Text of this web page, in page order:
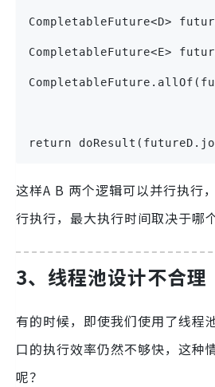
CompletableFuture<D>
CompletableFuture<E>
return
这样A B 两个逻辑可以并行执行
行执行，最大执行时间取决于哪
3、线程池设计不合理
有的时候，即使我们使用了线程
口的执行效率仍然不够快，这种
呢？